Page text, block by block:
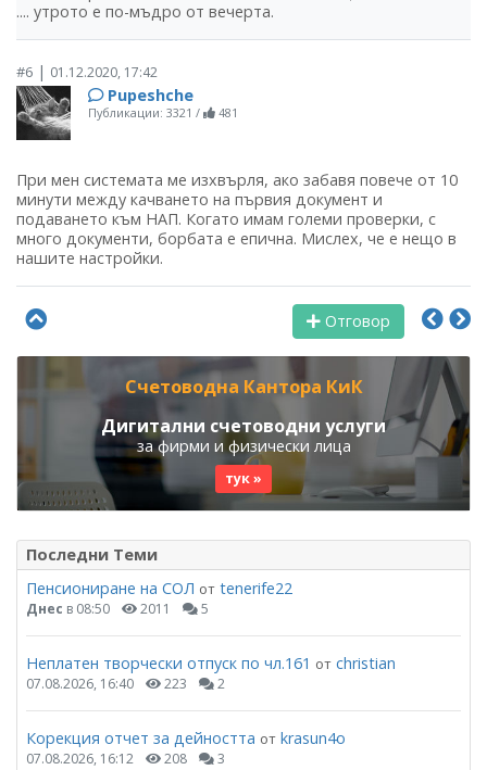
.... утрото е по-мъдро от вечерта.
#6 | 01.12.2020, 17:42
Pupeshche
Публикации: 3321 / 481
При мен системата ме изхвърля, ако забавя повече от 10
минути между качването на първия документ и
подаването към НАП. Когато имам големи проверки, с
много документи, борбата е епична. Мислех, че е нещо в
нашите настройки.
Отговор
Счетоводна Кантора КиК
Дигитални счетоводни услуги
за фирми и физически лица
тук »
Последни Теми
Пенсиониране на СОЛ от tenerife22
Днес в 08:50 2011 5
Неплатен творчески отпуск по чл.161 от christian
07.08.2026, 16:40 223 2
Корекция отчет за дейността от krasun4o
07.08.2026, 16:12 208 3